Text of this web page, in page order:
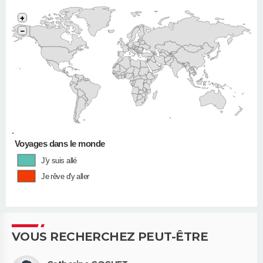
•
+
−
Voyages dans le monde
J'y suis allé
Je rêve d'y aller
VOUS RECHERCHEZ PEUT-ÊTRE